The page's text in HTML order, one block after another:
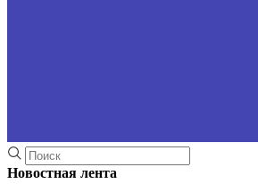
Новостная лента